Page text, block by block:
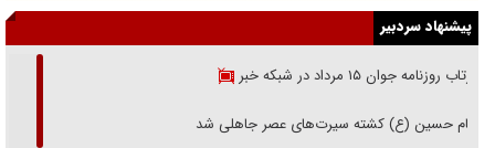
پیشنهاد سردبیر
بازتاب روزنامه جوان ۱۵ مرداد در شبکه خبر
امام حسین (ع) کشته سیرت‌های عصر جاهلی شد